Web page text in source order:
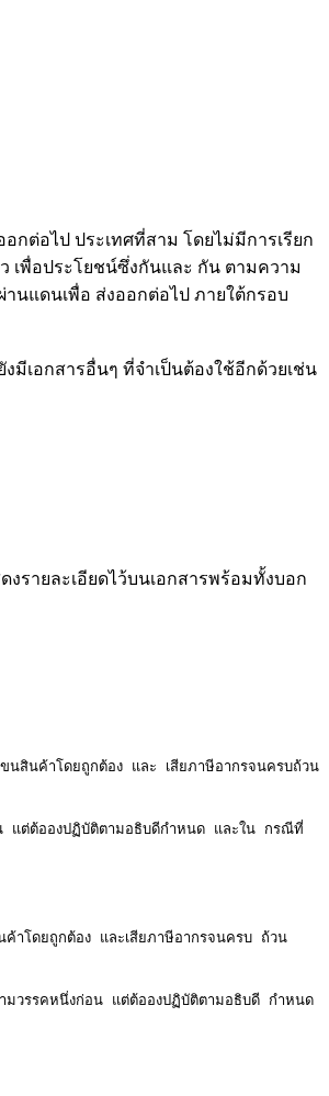
ต่อไป ประเทศที่สาม โดยไม่มีการเรียก
เพื่อประโยชน์ซึ่งกันและ กัน ตามความ
นแดนเพื่อ ส่งออกต่อไป ภายใต้กรอบ
มีเอกสารอื่นๆ ที่จำเป็นต้องใช้อีกด้วยเช่น
รายละเอียดไว้บนเอกสารพร้อมทั้งบอก
สินค้าโดยถูกต้อง และ เสียภาษีอากรจนครบถ้วน
าโดยถูกต้อง และเสียภาษีอากรจนครบ ถ้วน
มวรรคหนึ่งก่อน แต่ต้อองปฏิบัติตามอธิบดี กำหนด